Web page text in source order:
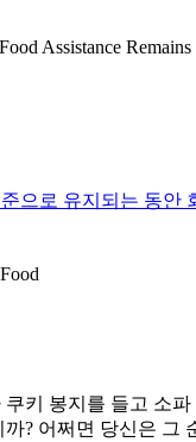
으로 유지되는 동안
키 봉지를 들고 소파
? 어쩌면 당신은 그